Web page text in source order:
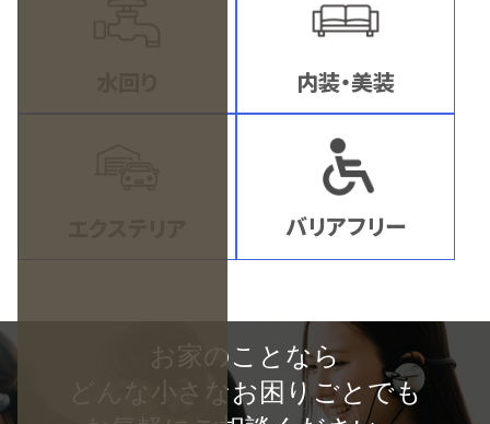
内装・美装
バリアフリー
お家のことなら
どんな小さなお困りごとでも